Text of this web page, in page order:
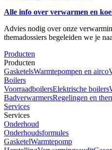
Alle info over verwarmen en
Advies nodig over onze
themadossiers begeleiden we je
Producten
Producten
GasketelsWarmtepompen en airco
Boilers
VoorraadboilersElektrische boilers
BadverwarmersRegelingen en
Services
Services
Onderhoud
Onderhoudsformules
GasketelWarmtepomp